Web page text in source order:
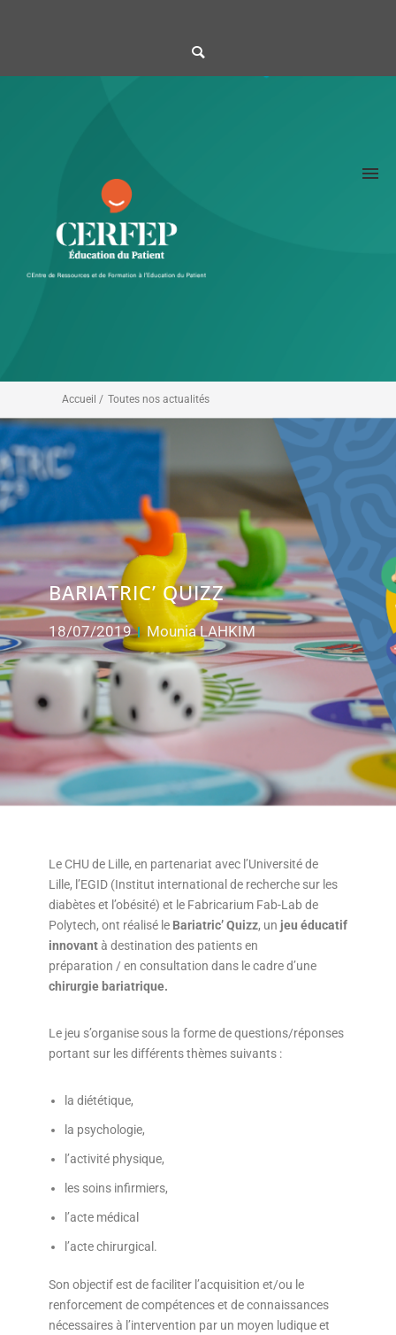
Accueil / Toutes nos actualités
BARIATRIC’ QUIZZ
18/07/2019 Mounia LAHKIM
Le CHU de Lille, en partenariat avec l’Université de
Lille, l’EGID (Institut international de recherche sur les
diabètes et l’obésité) et le Fabricarium Fab-Lab de
Polytech, ont réalisé le Bariatric’ Quizz, un jeu éducatif
innovantà destination des patients en
préparation / en consultation dans le cadre d’une
chirurgie bariatrique.
Le jeu s’organise sous la forme de questions/réponses
portant sur les différents thèmes suivants :
la diététique,
la psychologie,
l’activité physique,
les soins infirmiers,
l’acte médical
l’acte chirurgical.
Son objectif est de faciliter l’acquisition et/ou le
renforcement de compétences et de connaissances
nécessaires à l’intervention par un moyen ludique et